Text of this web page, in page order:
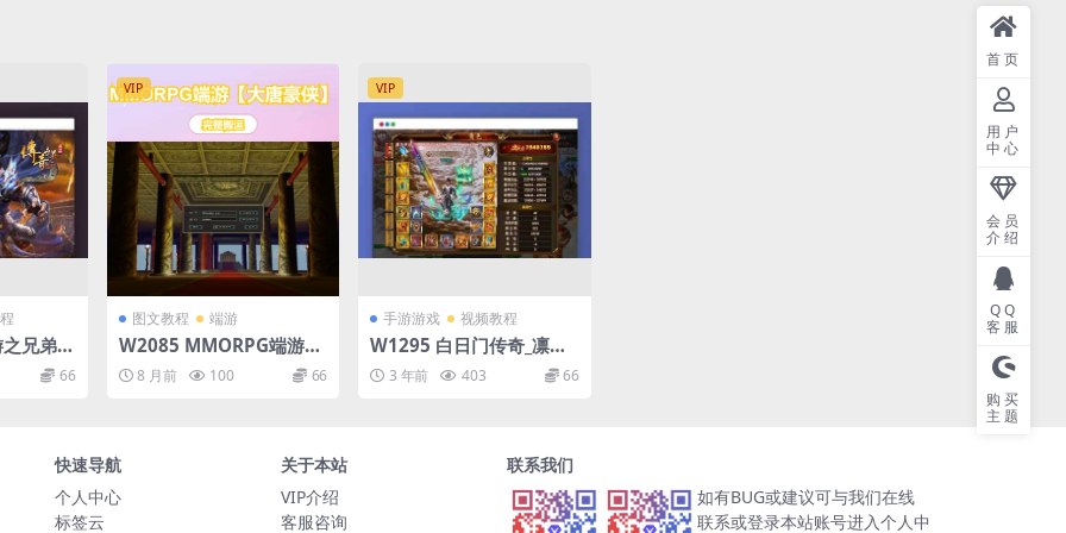
兄弟传
类三
服务
66
VIP
图文教程 端游
W2085 MMORPG端游
【大唐豪侠】最新整理WI
N系服务端+PC客户端+G
8 月前 100 66
VIP
手游游戏 视频教程
W1295 白日门传奇_凛冬
传奇四大陆双职业版传奇
手游_WIN学习手工服务端
3 年前 403 66
快速导航
个人中心
标签云
关于本站
VIP介绍
客服咨询
联系我们
如有BUG或建议可与我们在线
联系或登录本站账号进入个人中
首页
用户
中心
会员
介绍
QQ
客服
购买
主题